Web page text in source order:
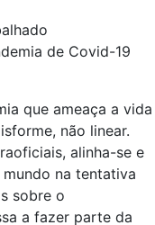
de Covid-19
que ameaça a vida
não linear.
alinha-se e
na tentativa
sobre o
a fazer parte da